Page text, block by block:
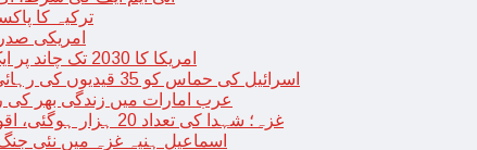
ترکیہ کا
امریکی
امریکا کا 2030 تک چاند پر ایک بار پھر انسانی مشن بھیجنے کا منصوبہ
اسرائیل کی حماس کو 35 قیدیوں کی رہائی کے بدلے 7 روزہ جنگ بندی کی پیشکش
عرب امارات میں زندگی بھر کی
غزہ؛ شہدا کی تعداد 20 ہزار ہوگئی، اقوام متحدہ کی قرارداد پر ووٹنگ پھرموخر
اسماعیل ہنیہ غزہ میں نئی